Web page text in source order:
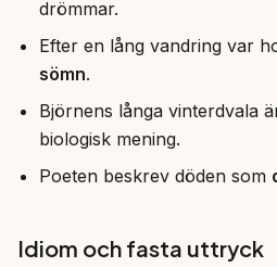
drömmar.
Efter en lång vandring var
sömn.
Björnens långa vinterdvala
biologisk mening.
Poeten beskrev döden som
Idiom och fasta uttryck